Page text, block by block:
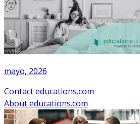
mayo, 2026
Contact educations.com
About educations.com